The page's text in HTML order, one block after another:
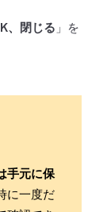
、閉じる 」を
手元に保
に一度だ